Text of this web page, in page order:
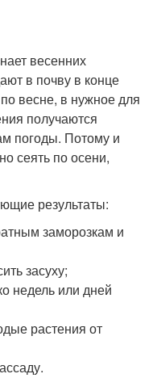
весенних
в почву в конце
весне, в нужное для
получаются
погоды. Потому и
сеять по осени,
результаты:
заморозкам и
засуху;
недель или дней
растения от